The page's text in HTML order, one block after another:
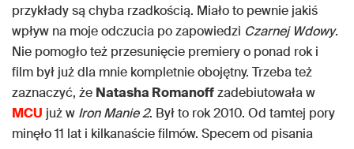
przykłady są chyba rzadkością. Miało to pewnie jakiś
wpływ na moje odczucia po zapowiedzi Czarnej Wdowy.
Nie pomogło też przesunięcie premiery o ponad rok i
film był już dla mnie kompletnie obojętny. Trzeba też
zaznaczyć, że Natasha Romanoffzadebiutowała w
MCU już w Iron Manie 2. Był to rok 2010. Od tamtej pory
minęło 11 lat i kilkanaście filmów. Specem od pisania